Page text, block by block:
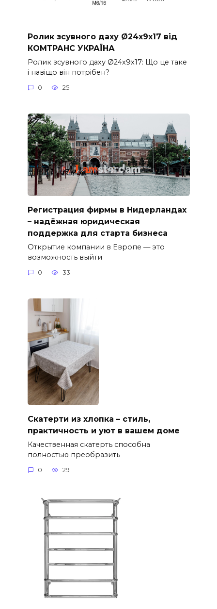
Ролик зсувного даху Ø24x9x17 від
КОМТРАНС УКРАЇНА
Ролик зсувного даху Ø24x9x17: Що це таке
і навіщо він потрібен?
0 25
Регистрация фирмы в Нидерландах
– надёжная юридическая
поддержка для старта бизнеса
Открытие компании в Европе — это
возможность выйти
0 33
Скатерти из хлопка – стиль,
практичность и уют в вашем доме
Качественная скатерть способна
полностью преобразить
0 29